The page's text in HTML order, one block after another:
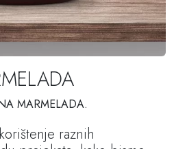
MARMELADA.
raznih